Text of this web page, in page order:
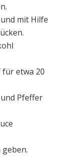
mit Hilfe
für etwa 20
Pfeffer